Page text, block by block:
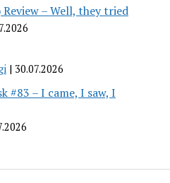
– Well, they tried
30.07.2026
#83 – I came, I saw, I